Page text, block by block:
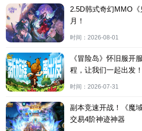
2.5D韩式奇幻MMO
月！
时间： 2026-08-01
《冒险岛》怀旧服开
程，让我们一起出发！
时间： 2026-07-31
副本竞速开战！《魔
交易4阶神迹神器